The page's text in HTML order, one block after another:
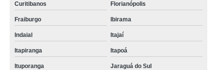
Curitibanos Florianópolis
Fraiburgo Ibirama
Indaial Itajaí
Itapiranga Itapoá
Ituporanga Jaraguá do Sul